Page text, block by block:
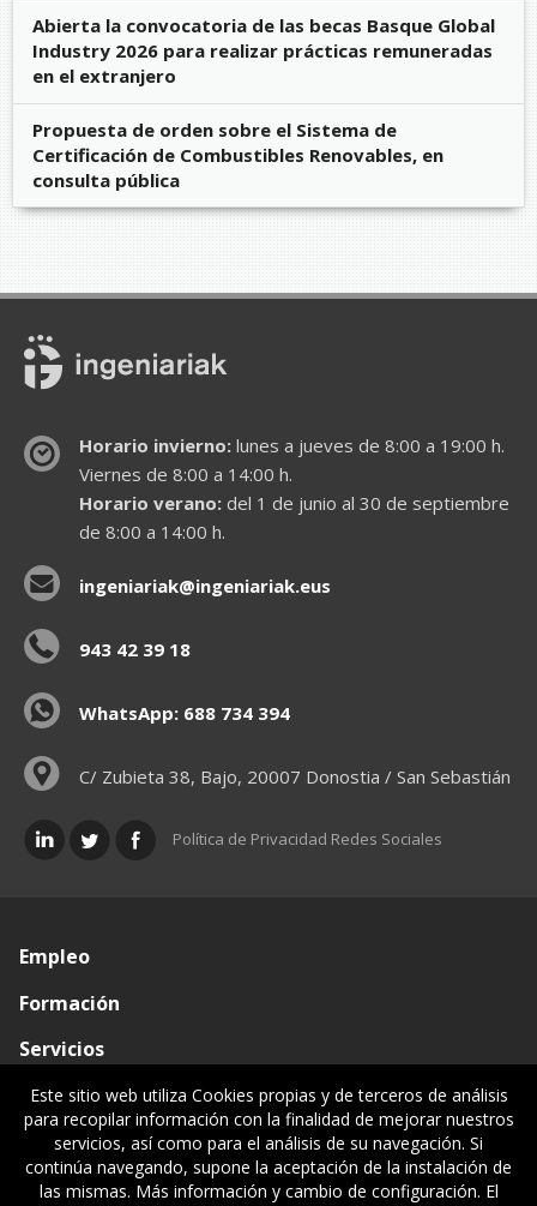
Abierta la convocatoria de las becas Basque Global
Industry 2026 para realizar prácticas remuneradas
en el extranjero
Propuesta de orden sobre el Sistema de
Certificación de Combustibles Renovables, en
consulta pública
Horario invierno:lunes a jueves de 8:00 a 19:00 h.
Viernes de 8:00 a 14:00 h.
Horario verano:del 1 de junio al 30 de septiembre
de 8:00 a 14:00 h.
ingeniariak@ingeniariak.eus
943 42 39 18
WhatsApp: 688 734 394
C/ Zubieta 38, Bajo, 20007 Donostia / San Sebastián
Política de Privacidad Redes Sociales
Empleo
Formación
Servicios
Conócenos
Visado de documentos
Ventanilla única
Este sitio web utiliza Cookies propias y de terceros de análisis
para recopilar información con la finalidad de mejorar nuestros
servicios, así como para el análisis de su navegación. Si
continúa navegando, supone la aceptación de la instalación de
las mismas. Más información y cambio de configuración. El